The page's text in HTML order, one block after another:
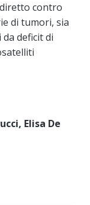
contro
di tumori, sia
deficit di
Elisa De